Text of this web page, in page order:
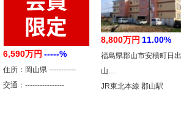
6,590万円 -----%
住所：岡山県 -----------
交通：----------------
8,800万円 11.00%
福島県郡山市安積町日出
山…
JR東北本線 郡山駅